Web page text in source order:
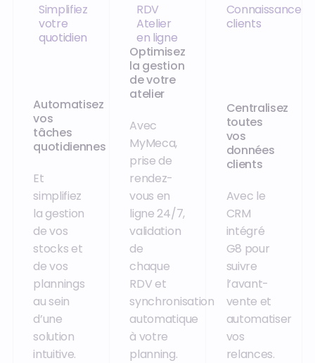
Simplifiez
votre
quotidien
‍Automatisez
vos
tâches
quotidiennes
Et
simplifiez
la gestion
de vos
stocks et
de vos
plannings
au sein
d’une
solution
intuitive.
RDV
Atelier
en ligne
‍Optimisez
la gestion
de votre
atelier
Avec
MyMeca,
prise de
rendez-
vous en
ligne 24/7,
validation
de
chaque
RDV et
synchronisation
automatique
à votre
planning.
Connaissance
clients
‍Centralisez
toutes
vos
données
clients
Avec le
CRM
intégré
G8 pour
suivre
l’avant-
vente et
automatiser
vos
relances.